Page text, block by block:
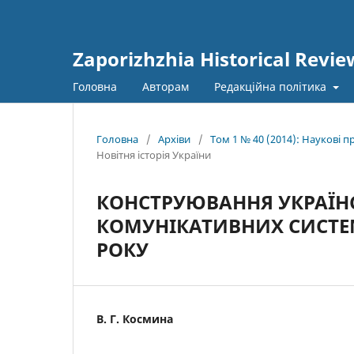
Zaporizhzhia Historical
Головна Авторам Редакційна політика
Головна / Архіви / Том 1 № 40 (2014): Наукові
Новітня історія України
КОНСТРУЮВАННЯ
КОМУНІКАТИВНИХ
РОКУ
В. Г. Космина